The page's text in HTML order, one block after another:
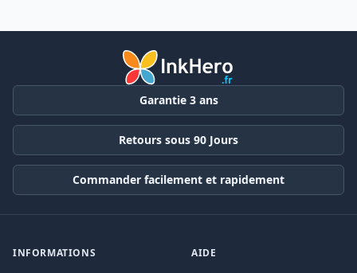
Garantie 3 ans
Retours sous 90 Jours
Commander facilement et rapidement
INFORMATIONS AIDE